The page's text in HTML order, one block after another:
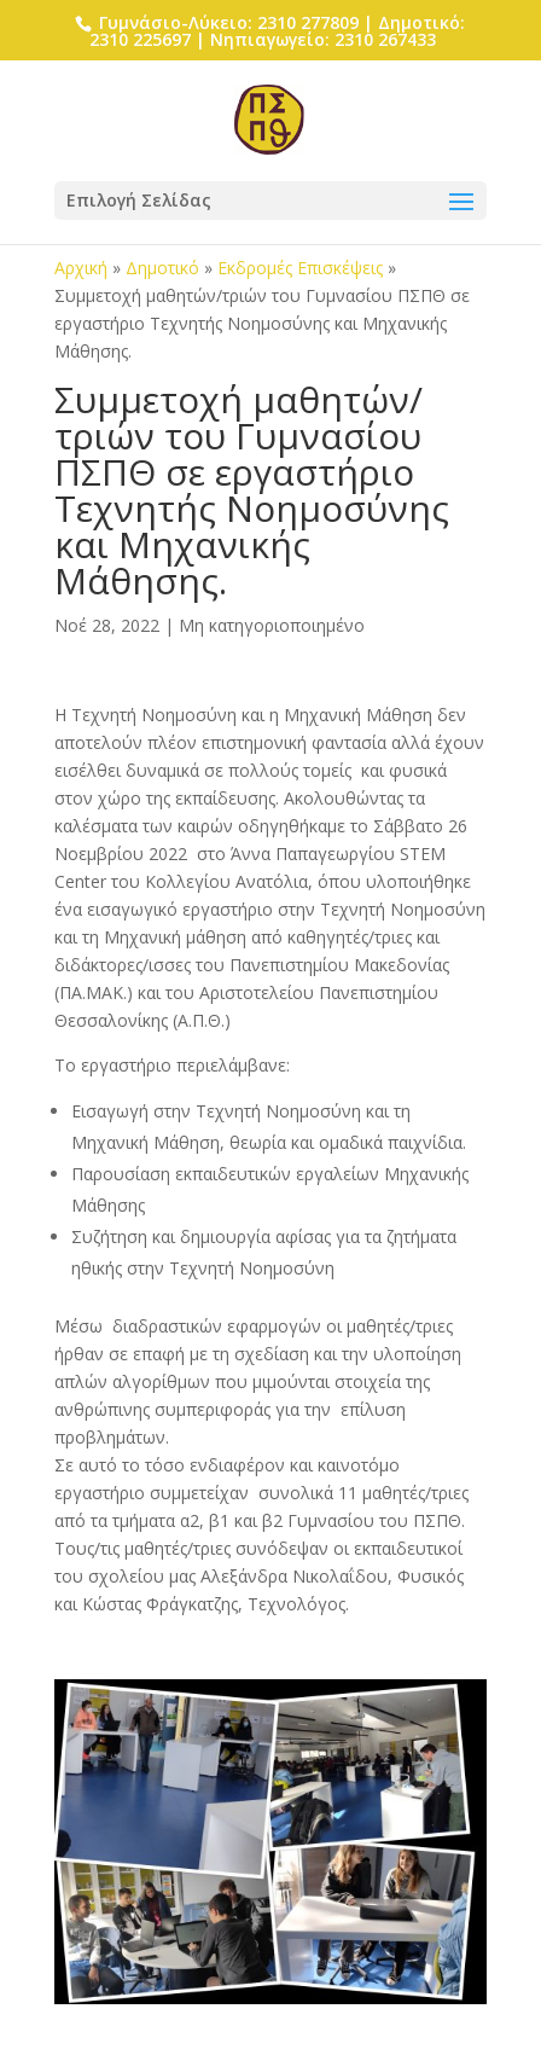
Γυμνάσιο-Λύκειο: 2310 277809 | Δημοτικό:
2310 225697 | Νηπιαγωγείο: 2310 267433
Επιλογή Σελίδας
Αρχική » Δημοτικό » Εκδρομές Επισκέψεις»
Συμμετοχή μαθητών/τριών του Γυμνασίου ΠΣΠΘ σε
εργαστήριο Τεχνητής Νοημοσύνης και Μηχανικής
Μάθησης.
Συμμετοχή μαθητών/
τριών του Γυμνασίου
ΠΣΠΘ σε εργαστήριο
Τεχνητής Νοημοσύνης
και Μηχανικής
Μάθησης.
Νοέ 28, 2022| Μη κατηγοριοποιημένο
Η Τεχνητή Νοημοσύνη και η Μηχανική Μάθηση δεν
αποτελούν πλέον επιστημονική φαντασία αλλά έχουν
εισέλθει δυναμικά σε πολλούς τομείς και φυσικά
στον χώρο της εκπαίδευσης. Ακολουθώντας τα
καλέσματα των καιρών οδηγηθήκαμε το Σάββατο 26
Νοεμβρίου 2022 στο Άννα Παπαγεωργίου STEM
Center του Κολλεγίου Ανατόλια, όπου υλοποιήθηκε
ένα εισαγωγικό εργαστήριο στην Τεχνητή Νοημοσύνη
και τη Μηχανική μάθηση από καθηγητές/τριες και
διδάκτορες/ισσες του Πανεπιστημίου Μακεδονίας
(ΠΑ.ΜΑΚ.) και του Αριστοτελείου Πανεπιστημίου
Θεσσαλονίκης (Α.Π.Θ.)
Το εργαστήριο περιελάμβανε:
Εισαγωγή στην Τεχνητή Νοημοσύνη και τη
Μηχανική Μάθηση, θεωρία και ομαδικά παιχνίδια.
Παρουσίαση εκπαιδευτικών εργαλείων Μηχανικής
Μάθησης
Συζήτηση και δημιουργία αφίσας για τα ζητήματα
ηθικής στην Τεχνητή Νοημοσύνη
Μέσω διαδραστικών εφαρμογών οι μαθητές/τριες
ήρθαν σε επαφή με τη σχεδίαση και την υλοποίηση
απλών αλγορίθμων που μιμούνται στοιχεία της
ανθρώπινης συμπεριφοράς για την επίλυση
προβλημάτων.
Σε αυτό το τόσο ενδιαφέρον και καινοτόμο
εργαστήριο συμμετείχαν συνολικά 11 μαθητές/τριες
από τα τμήματα α2, β1 και β2 Γυμνασίου του ΠΣΠΘ.
Τους/τις μαθητές/τριες συνόδεψαν οι εκπαιδευτικοί
του σχολείου μας Αλεξάνδρα Νικολαΐδου, Φυσικός
και Κώστας Φράγκατζης, Τεχνολόγος.